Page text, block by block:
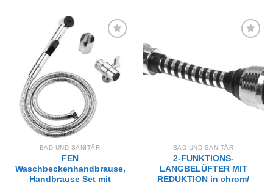
Wunschliste
hinzufügen
BAD UND SANITÄR
FEN
Waschbeckenhandbrause,
Handbrause Set mit
hinzufügen
BAD UND SANITÄR
2-FUNKTIONS-
LANGBELÜFTER MIT
REDUKTION in chrom/